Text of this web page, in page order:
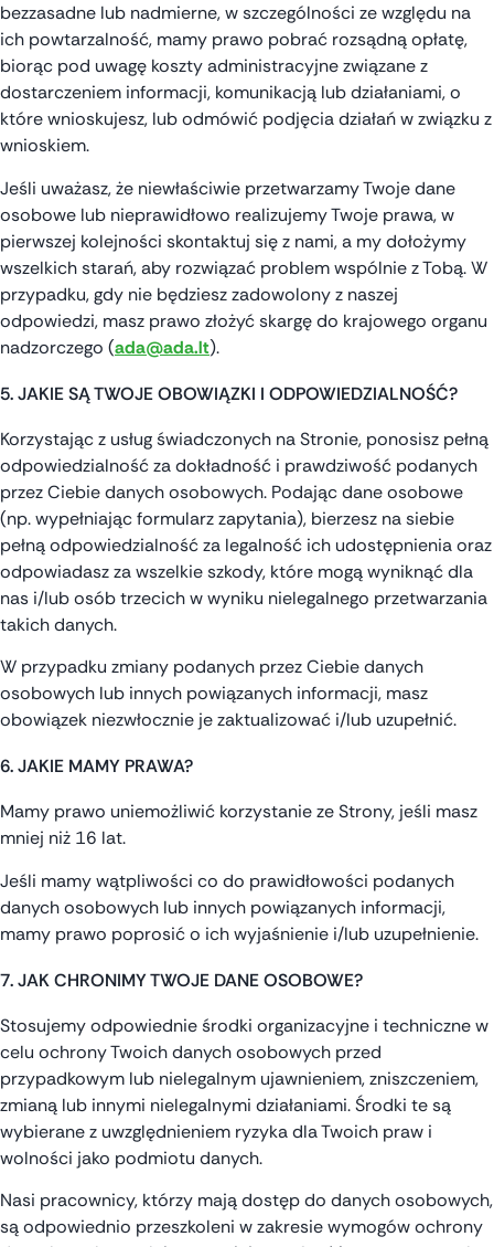
bezzasadne lub nadmierne, w szczególności ze względu na
ich powtarzalność, mamy prawo pobrać rozsądną opłatę,
biorąc pod uwagę koszty administracyjne związane z
dostarczeniem informacji, komunikacją lub działaniami, o
które wnioskujesz, lub odmówić podjęcia działań w związku z
wnioskiem.
Jeśli uważasz, że niewłaściwie przetwarzamy Twoje dane
osobowe lub nieprawidłowo realizujemy Twoje prawa, w
pierwszej kolejności skontaktuj się z nami, a my dołożymy
wszelkich starań, aby rozwiązać problem wspólnie z Tobą. W
przypadku, gdy nie będziesz zadowolony z naszej
odpowiedzi, masz prawo złożyć skargę do krajowego organu
nadzorczego (ada@ada.lt).
5. JAKIE SĄ TWOJE OBOWIĄZKI I ODPOWIEDZIALNOŚĆ?
Korzystając z usług świadczonych na Stronie, ponosisz pełną
odpowiedzialność za dokładność i prawdziwość podanych
przez Ciebie danych osobowych. Podając dane osobowe
(np. wypełniając formularz zapytania), bierzesz na siebie
pełną odpowiedzialność za legalność ich udostępnienia oraz
odpowiadasz za wszelkie szkody, które mogą wyniknąć dla
nas i/lub osób trzecich w wyniku nielegalnego przetwarzania
takich danych.
W przypadku zmiany podanych przez Ciebie danych
osobowych lub innych powiązanych informacji, masz
obowiązek niezwłocznie je zaktualizować i/lub uzupełnić.
6. JAKIE MAMY PRAWA?
Mamy prawo uniemożliwić korzystanie ze Strony, jeśli masz
mniej niż 16 lat.
Jeśli mamy wątpliwości co do prawidłowości podanych
danych osobowych lub innych powiązanych informacji,
mamy prawo poprosić o ich wyjaśnienie i/lub uzupełnienie.
7. JAK CHRONIMY TWOJE DANE OSOBOWE?
Stosujemy odpowiednie środki organizacyjne i techniczne w
celu ochrony Twoich danych osobowych przed
przypadkowym lub nielegalnym ujawnieniem, zniszczeniem,
zmianą lub innymi nielegalnymi działaniami. Środki te są
wybierane z uwzględnieniem ryzyka dla Twoich praw i
wolności jako podmiotu danych.
Nasi pracownicy, którzy mają dostęp do danych osobowych,
są odpowiednio przeszkoleni w zakresie wymogów ochrony